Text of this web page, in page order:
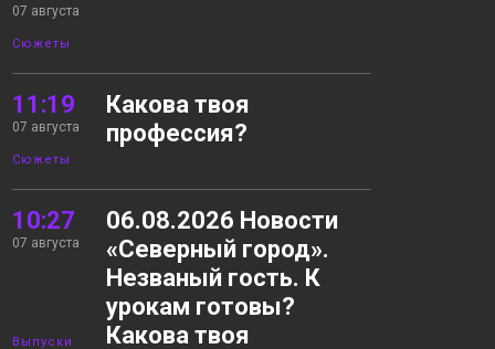
07 августа
Сюжеты
11:19
07 августа
Сюжеты
Какова твоя
профессия?
10:27
07 августа
Выпуски
06.08.2026 Новости
«Северный город».
Незваный гость. К
урокам готовы?
Какова твоя